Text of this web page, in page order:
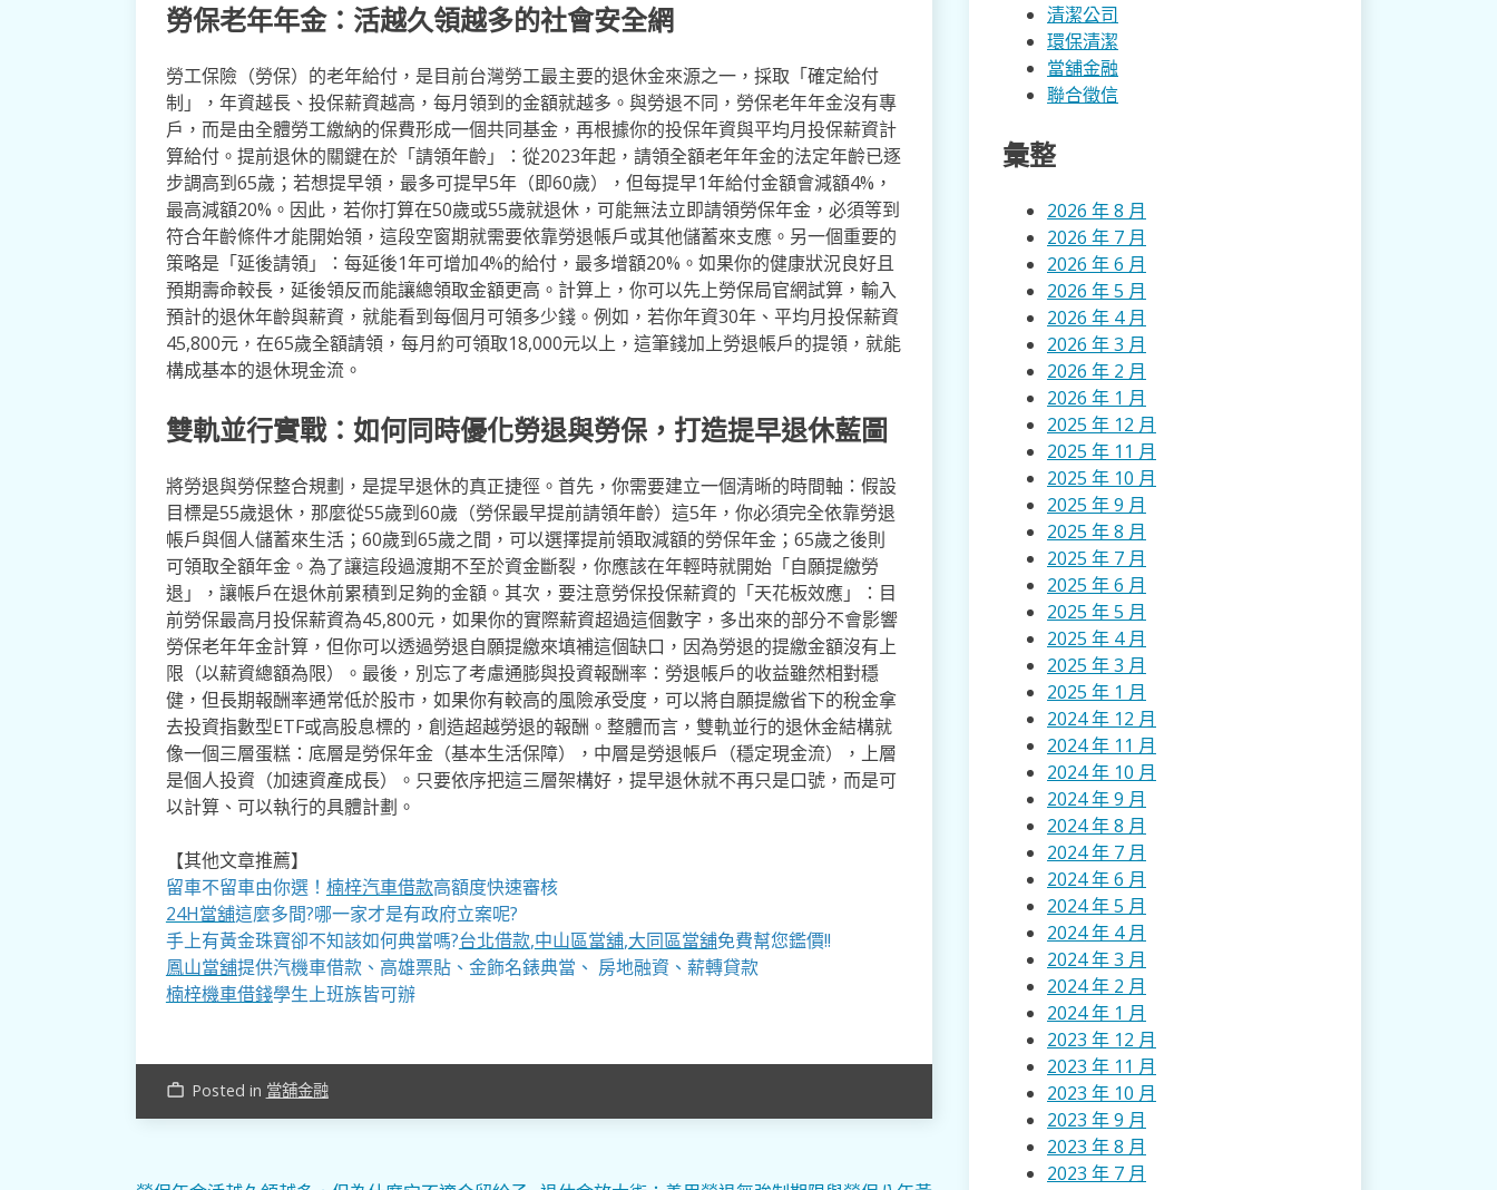
勞保老年年金：活越久領越多的社會安全網
勞工保險（勞保）的老年給付，是目前台灣勞工最主要的退休金來源之一，採取「確定給付
制」，年資越長、投保薪資越高，每月領到的金額就越多。與勞退不同，勞保老年年金沒有專
戶，而是由全體勞工繳納的保費形成一個共同基金，再根據你的投保年資與平均月投保薪資計
算給付。提前退休的關鍵在於「請領年齡」：從2023年起，請領全額老年年金的法定年齡已逐
步調高到65歲；若想提早領，最多可提早5年（即60歲），但每提早1年給付金額會減額4%，
最高減額20%。因此，若你打算在50歲或55歲就退休，可能無法立即請領勞保年金，必須等到
符合年齡條件才能開始領，這段空窗期就需要依靠勞退帳戶或其他儲蓄來支應。另一個重要的
策略是「延後請領」：每延後1年可增加4%的給付，最多增額20%。如果你的健康狀況良好且
預期壽命較長，延後領反而能讓總領取金額更高。計算上，你可以先上勞保局官網試算，輸入
預計的退休年齡與薪資，就能看到每個月可領多少錢。例如，若你年資30年、平均月投保薪資
45,800元，在65歲全額請領，每月約可領取18,000元以上，這筆錢加上勞退帳戶的提領，就能
構成基本的退休現金流。
雙軌並行實戰：如何同時優化勞退與勞保，打造提早退休藍圖
將勞退與勞保整合規劃，是提早退休的真正捷徑。首先，你需要建立一個清晰的時間軸：假設
目標是55歲退休，那麼從55歲到60歲（勞保最早提前請領年齡）這5年，你必須完全依靠勞退
帳戶與個人儲蓄來生活；60歲到65歲之間，可以選擇提前領取減額的勞保年金；65歲之後則
可領取全額年金。為了讓這段過渡期不至於資金斷裂，你應該在年輕時就開始「自願提繳勞
退」，讓帳戶在退休前累積到足夠的金額。其次，要注意勞保投保薪資的「天花板效應」：目
前勞保最高月投保薪資為45,800元，如果你的實際薪資超過這個數字，多出來的部分不會影響
勞保老年年金計算，但你可以透過勞退自願提繳來填補這個缺口，因為勞退的提繳金額沒有上
限（以薪資總額為限）。最後，別忘了考慮通膨與投資報酬率：勞退帳戶的收益雖然相對穩
健，但長期報酬率通常低於股市，如果你有較高的風險承受度，可以將自願提繳省下的稅金拿
去投資指數型ETF或高股息標的，創造超越勞退的報酬。整體而言，雙軌並行的退休金結構就
像一個三層蛋糕：底層是勞保年金（基本生活保障），中層是勞退帳戶（穩定現金流），上層
是個人投資（加速資產成長）。只要依序把這三層架構好，提早退休就不再只是口號，而是可
以計算、可以執行的具體計劃。
【其他文章推薦】
留車不留車由你選！ 楠梓汽車借款高額度快速審核
24H當舖這麼多間?哪一家才是有政府立案呢?
手上有黃金珠寶卻不知該如何典當嗎?台北借款,中山區當舖,大同區當舖免費幫您鑑價!!
鳳山當舖提供汽機車借款、高雄票貼、金飾名錶典當、 房地融資、薪轉貸款
楠梓機車借錢學生上班族皆可辦
work_outline Posted in 當舖金融
清潔公司
環保清潔
當舖金融
聯合徵信
彙整
2026 年 8 月
2026 年 7 月
2026 年 6 月
2026 年 5 月
2026 年 4 月
2026 年 3 月
2026 年 2 月
2026 年 1 月
2025 年 12 月
2025 年 11 月
2025 年 10 月
2025 年 9 月
2025 年 8 月
2025 年 7 月
2025 年 6 月
2025 年 5 月
2025 年 4 月
2025 年 3 月
2025 年 1 月
2024 年 12 月
2024 年 11 月
2024 年 10 月
2024 年 9 月
2024 年 8 月
2024 年 7 月
2024 年 6 月
2024 年 5 月
2024 年 4 月
2024 年 3 月
2024 年 2 月
2024 年 1 月
2023 年 12 月
2023 年 11 月
2023 年 10 月
2023 年 9 月
2023 年 8 月
2023 年 7 月